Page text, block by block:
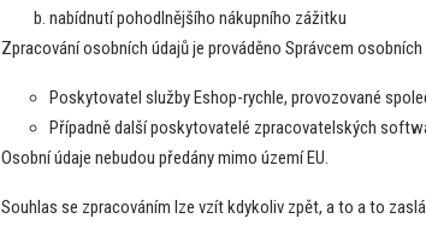
nabídnutí pohodlnějšího nákupního zážitku
Zpracování osobních údajů je prováděno Správcem
Poskytovatel služby Eshop-rychle, provozované
Případně další poskytovatelé zpracovatelských
Osobní údaje nebudou předány mimo území EU.
Souhlas se zpracováním lze vzít kdykoliv zpět, a to a to